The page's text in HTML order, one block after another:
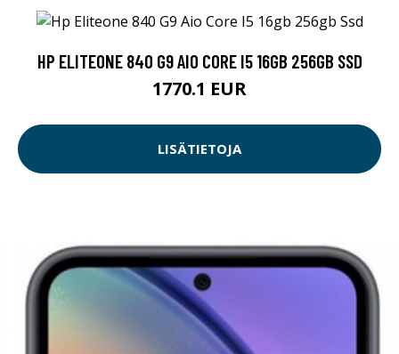
HP ELITEONE 840 G9 AIO CORE I5 16GB 256GB SSD
1770.1 EUR
LISÄTIETOJA